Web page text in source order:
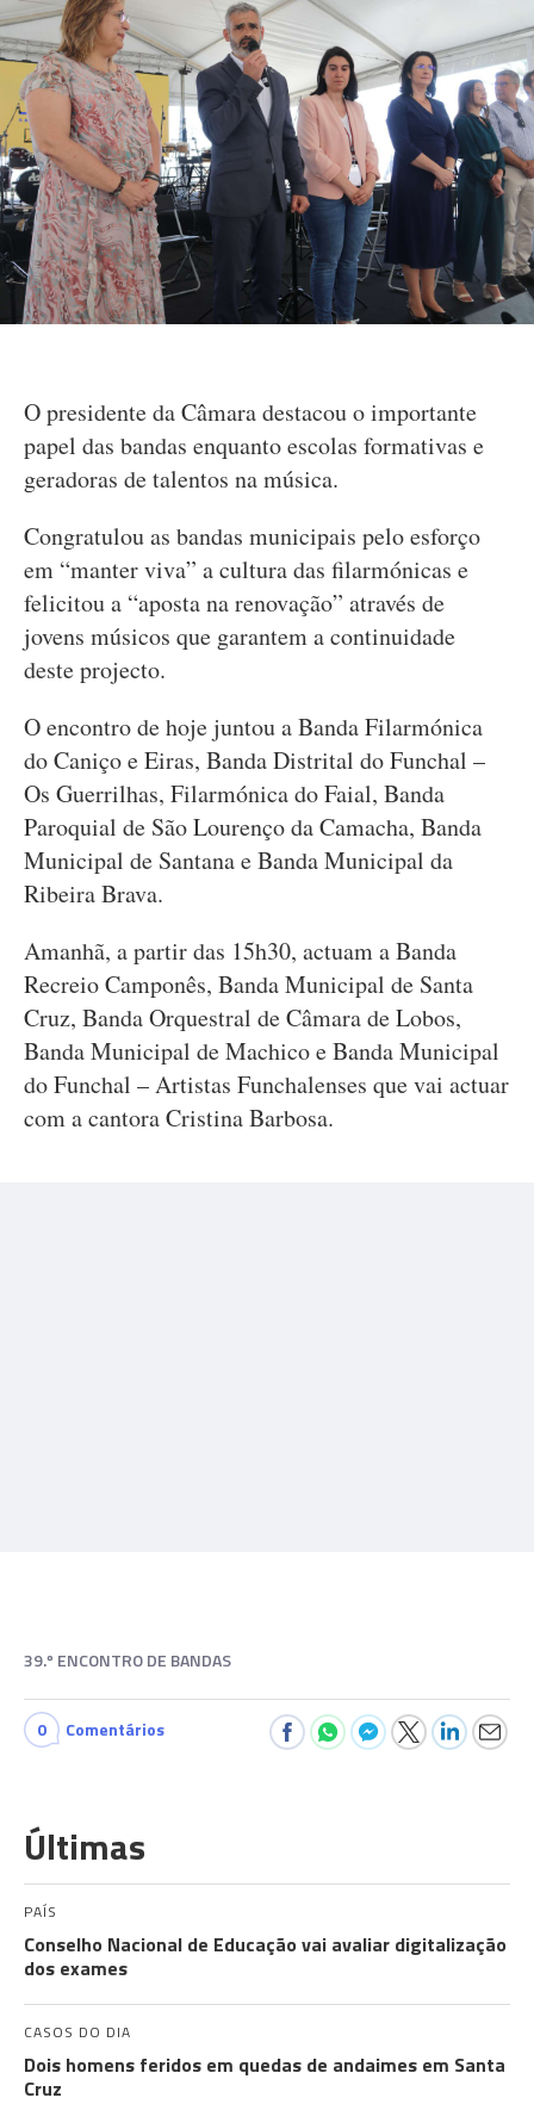
O presidente da Câmara destacou o importante
papel das bandas enquanto escolas formativas e
geradoras de talentos na música.
Congratulou as bandas municipais pelo esforço
em “manter viva” a cultura das filarmónicas e
felicitou a “aposta na renovação” através de
jovens músicos que garantem a continuidade
deste projecto.
O encontro de hoje juntou a Banda Filarmónica
do Caniço e Eiras, Banda Distrital do Funchal –
Os Guerrilhas, Filarmónica do Faial, Banda
Paroquial de São Lourenço da Camacha, Banda
Municipal de Santana e Banda Municipal da
Ribeira Brava.
Amanhã, a partir das 15h30, actuam a Banda
Recreio Camponês, Banda Municipal de Santa
Cruz, Banda Orquestral de Câmara de Lobos,
Banda Municipal de Machico e Banda Municipal
do Funchal – Artistas Funchalenses que vai actuar
com a cantora Cristina Barbosa.
39.º ENCONTRO DE BANDAS
0 Comentários
Últimas
PAÍS
Conselho Nacional de Educação vai avaliar digitalização
dos exames
CASOS DO DIA
Dois homens feridos em quedas de andaimes em Santa
Cruz